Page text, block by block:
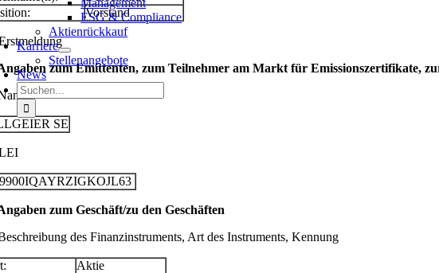
Management
ESG & Compliance
Aktienrückkauf
Karriere
Stellenangebote
News
Suche
nach:
Vorstand
zum Emittenten, zum Teilnehmer am Markt für Emissionszertifikate,
SE
zum Geschäft/zu den Geschäften
des Finanzinstruments, Art des Instruments, Kennung
Aktie